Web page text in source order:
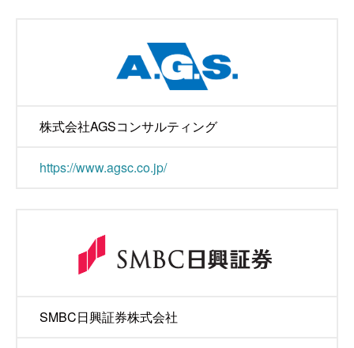
株式会社AGSコンサルティング
https://www.agsc.co.jp/
SMBC日興証券株式会社